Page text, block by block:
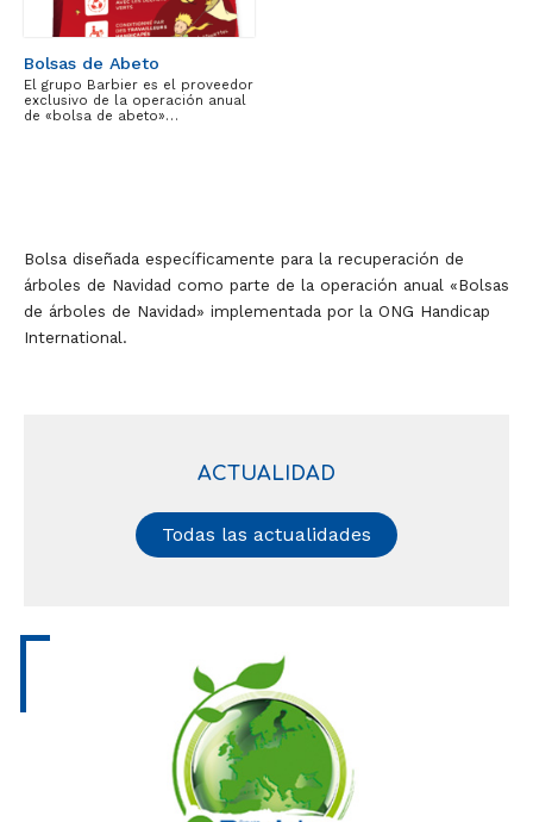
Bolsas de Abeto
El grupo Barbier es el proveedor
exclusivo de la operación anual
de «bolsa de abeto»…
Bolsa diseñada específicamente para la recuperación de
árboles de Navidad como parte de la operación anual «Bolsas
de árboles de Navidad» implementada por la ONG Handicap
International.
ACTUALIDAD
Todas las actualidades